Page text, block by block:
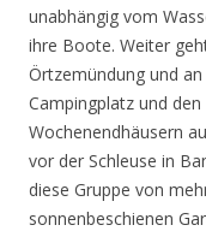
unabhängig vom
ihre Boote. Weiter
Örtzemündung und
Campingplatz und
Wochenendhäusern
vor der Schleuse in
diese Gruppe von
sonnenbeschienen